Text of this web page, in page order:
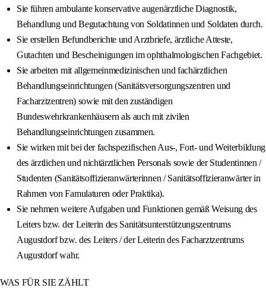
Sie führen ambulante konservative augenärztliche Diagnostik,
Behandlung und Begutachtung von Soldatinnen und Soldaten durch.
Sie erstellen Befundberichte und Arztbriefe, ärztliche Atteste,
Gutachten und Bescheinigungen im ophthalmologischen Fachgebiet.
Sie arbeiten mit allgemeinmedizinischen und fachärztlichen
Behandlungseinrichtungen (Sanitätsversorgungszentren und
Facharztzentren) sowie mit den zuständigen
Bundeswehrkrankenhäusern als auch mit zivilen
Behandlungseinrichtungen zusammen.
Sie wirken mit bei der fachspezifischen Aus-, Fort- und Weiterbildung
des ärztlichen und nichtärztlichen Personals sowie der Studentinnen /
Studenten (Sanitätsoffizieranwärterinnen / Sanitätsoffizieranwärter in
Rahmen von Famulaturen oder Praktika).
Sie nehmen weitere Aufgaben und Funktionen gemäß Weisung des
Leiters bzw. der Leiterin des Sanitätsunterstützungszentrums
Augustdorf bzw. des Leiters / der Leiterin des Facharztzentrums
Augustdorf wahr.
WAS FÜR SIE ZÄHLT